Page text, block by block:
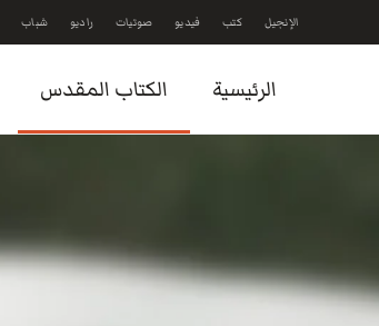
الإنجيل كتب فيديو صوتيات راديو شباب
الرئيسية الكتاب المقدس